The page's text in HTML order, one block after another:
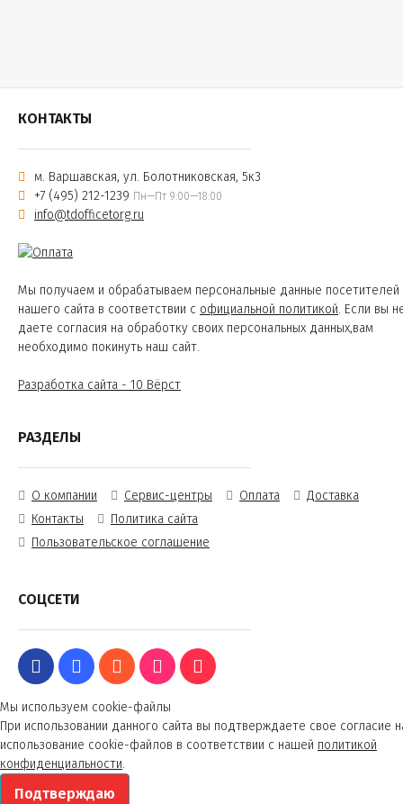
КОНТАКТЫ
м. Варшавская, ул. Болотниковская, 5к3
+7 (495) 212-1239 Пн—Пт 9:00—18:00
info@tdofficetorg.ru
Мы получаем и обрабатываем персональные данные посетителей
нашего сайта в соответствии с официальной политикой. Если вы
даете согласия на обработку своих персональных данных,вам
необходимо покинуть наш сайт.
Разработка сайта - 10 Вёрст
РАЗДЕЛЫ
О компании Сервис-центры Оплата
Доставка
Контакты
Политика сайта
Пользовательское соглашение
СОЦСЕТИ
Мы используем cookie-файлы
При использовании данного сайта вы подтверждаете свое согласие
использование cookie-файлов в соответствии с нашей политикой
конфиденциальности.
Подтверждаю